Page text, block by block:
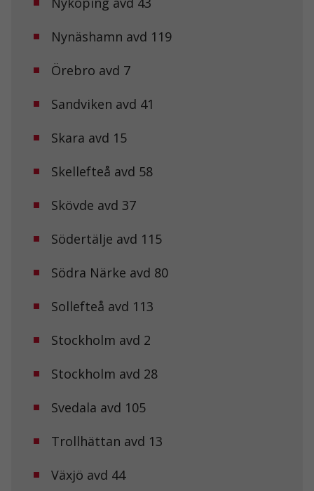
Nynäshamn avd 119
Örebro avd 7
Sandviken avd 41
Skara avd 15
Skellefteå avd 58
Skövde avd 37
Södertälje avd 115
Södra Närke avd 80
Sollefteå avd 113
Stockholm avd 2
Stockholm avd 28
Svedala avd 105
Trollhättan avd 13
Växjö avd 44